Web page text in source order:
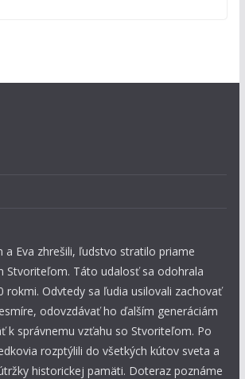
a Eva zhrešili, ľudstvo stratilo priame
Stvoriteľom. Táto udalosť sa odohrala
rokmi. Odvtedy sa ľudia usilovali zachovať
odovzdávať ho ďalším generáciám
k správnemu vzťahu so Stvoriteľom. Po
rozptýlili do všetkých kútov sveta a
historickej pamäti. Doteraz poznáme